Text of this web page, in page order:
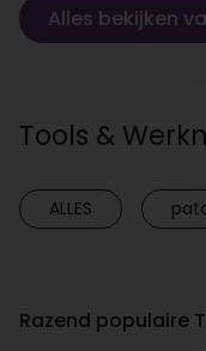
Alles bekijken
Tools &
ALLES
Razend populaire